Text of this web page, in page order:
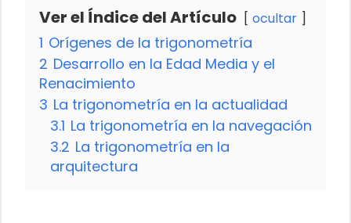
Ver el Índice del Artículo ocultar
1 Orígenes de la trigonometría
2 Desarrollo en la Edad Media y el
Renacimiento
3 La trigonometría en la actualidad
3.1 La trigonometría en la navegación
3.2 La trigonometría en la
arquitectura